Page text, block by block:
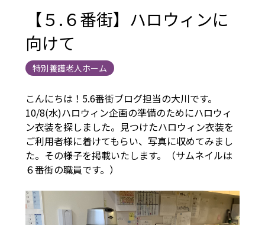
【５.６番街】ハロウィンに
向けて
特別養護老人ホーム
こんにちは！5.6番街ブログ担当の大川です。
10/8(水)ハロウィン企画の準備のためにハロウィ
ン衣装を探しました。見つけたハロウィン衣装を
ご利用者様に着けてもらい、写真に収めてみまし
た。その様子を掲載いたします。（サムネイルは
６番街の職員です。）